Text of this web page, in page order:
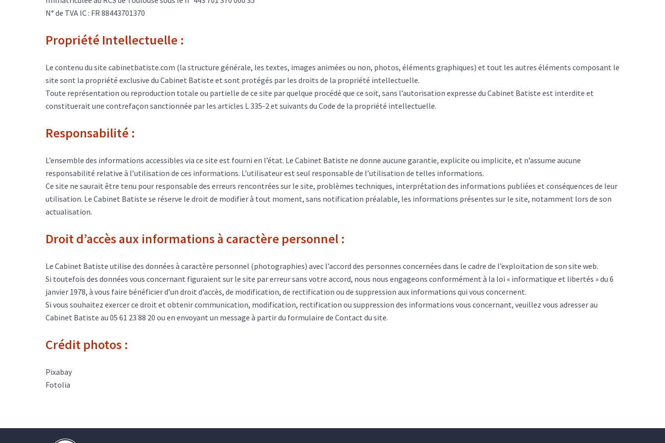
N° de TVA IC : FR 88443701370
Propriété Intellectuelle :
Le contenu du site cabinetbatiste.com (la structure générale, les textes, images animées ou non, photos, éléments graphiques) et tout les autres éléments composant le
site sont la propriété exclusive du Cabinet Batiste et sont protégés par les droits de la propriété intellectuelle.
Toute représentation ou reproduction totale ou partielle de ce site par quelque procédé que ce soit, sans l’autorisation expresse du Cabinet Batiste est interdite et
constituerait une contrefaçon sanctionnée par les articles L 335-2 et suivants du Code de la propriété intellectuelle.
Responsabilité :
L’ensemble des informations accessibles via ce site est fourni en l’état. Le Cabinet Batiste ne donne aucune garantie, explicite ou implicite, et n’assume aucune
responsabilité relative à l’utilisation de ces informations. L’utilisateur est seul responsable de l’utilisation de telles informations.
Ce site ne saurait être tenu pour responsable des erreurs rencontrées sur le site, problèmes techniques, interprétation des informations publiées et conséquences de leur
utilisation. Le Cabinet Batiste se réserve le droit de modifier à tout moment, sans notification préalable, les informations présentes sur le site, notamment lors de son
actualisation.
Droit d’accès aux informations à caractère personnel :
Le Cabinet Batiste utilise des données à caractère personnel (photographies) avec l’accord des personnes concernées dans le cadre de l’exploitation de son site web.
Si toutefois des données vous concernant figuraient sur le site par erreur sans votre accord, nous nous engageons conformément à la loi « informatique et libertés » du 6
janvier 1978, à vous faire bénéficier d’un droit d’accès, de modification, de rectification ou de suppression aux informations qui vous concernent.
Si vous souhaitez exercer ce droit et obtenir communication, modification, rectification ou suppression des informations vous concernant, veuillez vous adresser au
Cabinet Batiste au 05 61 23 88 20 ou en envoyant un message à partir du formulaire de Contact du site.
Crédit photos :
Pixabay
Fotolia